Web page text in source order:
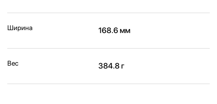
Ширина 168.6 мм
Вес 384.8 г